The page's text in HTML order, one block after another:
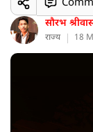
सौरभ
राज्य 18